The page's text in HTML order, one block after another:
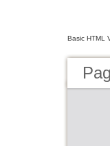
Basic HTML